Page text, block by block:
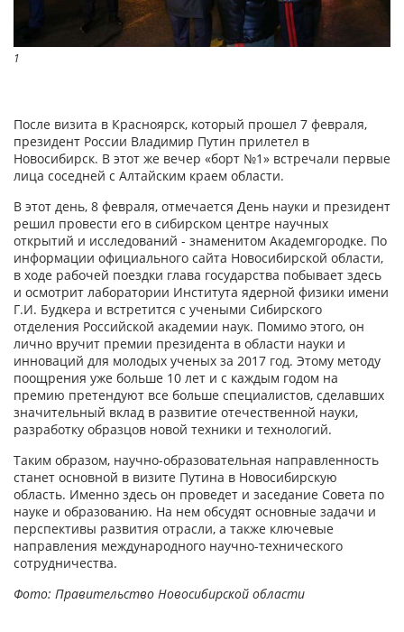
1
После визита в Красноярск, который прошел 7 февраля,
президент России Владимир Путин прилетел в
Новосибирск. В этот же вечер «борт №1» встречали первые
лица соседней с Алтайским краем области.
В этот день, 8 февраля, отмечается День науки и президент
решил провести его в сибирском центре научных
открытий и исследований - знаменитом Академгородке. По
информации официального сайта Новосибирской области,
в ходе рабочей поездки глава государства побывает здесь
и осмотрит лаборатории Института ядерной физики имени
Г.И. Будкера и встретится с учеными Сибирского
отделения Российской академии наук. Помимо этого, он
лично вручит премии президента в области науки и
инноваций для молодых ученых за 2017 год. Этому методу
поощрения уже больше 10 лет и с каждым годом на
премию претендуют все больше специалистов, сделавших
значительный вклад в развитие отечественной науки,
разработку образцов новой техники и технологий.
Таким образом, научно-образовательная направленность
станет основной в визите Путина в Новосибирскую
область. Именно здесь он проведет и заседание Совета по
науке и образованию. На нем обсудят основные задачи и
перспективы развития отрасли, а также ключевые
направления международного научно-технического
сотрудничества.
Фото: Правительство Новосибирской области